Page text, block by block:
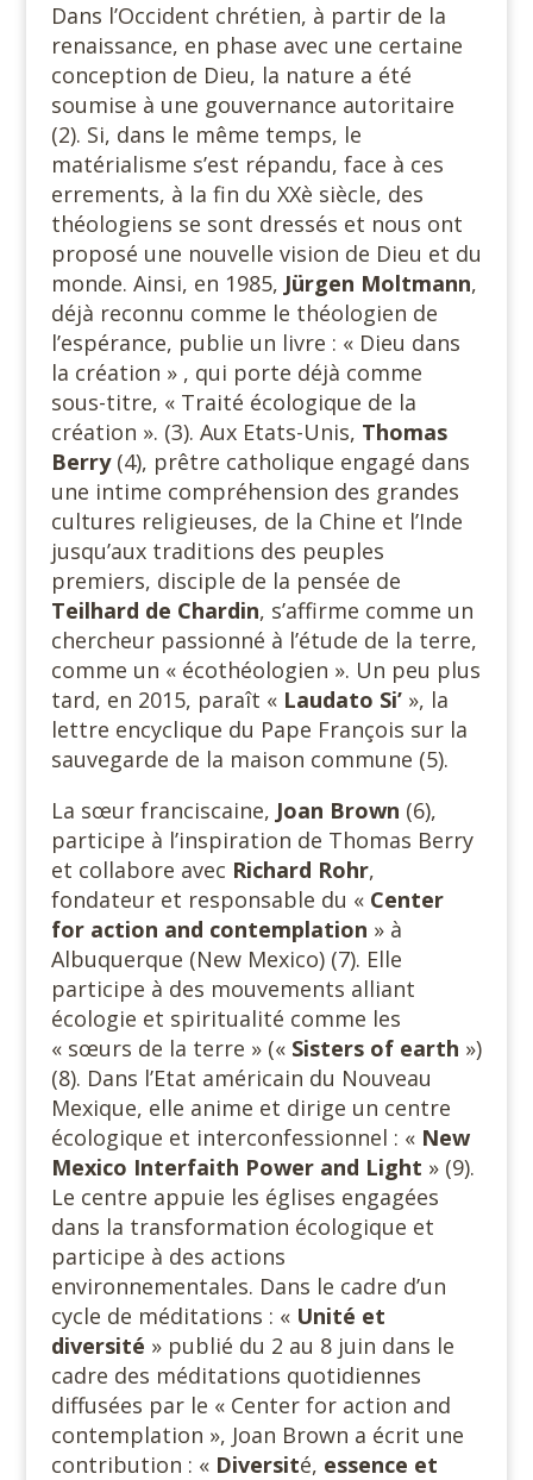
Dans l’Occident chrétien, à partir de la
renaissance, en phase avec une certaine
conception de Dieu, la nature a été
soumise à une gouvernance autoritaire
(2). Si, dans le même temps, le
matérialisme s’est répandu, face à ces
errements, à la fin du XXè siècle, des
théologiens se sont dressés et nous ont
proposé une nouvelle vision de Dieu et du
monde. Ainsi, en 1985, Jürgen Moltmann,
déjà reconnu comme le théologien de
l’espérance, publie un livre : « Dieu dans
la création » , qui porte déjà comme
sous-titre, « Traité écologique de la
création ». (3). Aux Etats-Unis, Thomas
Berry(4), prêtre catholique engagé dans
une intime compréhension des grandes
cultures religieuses, de la Chine et l’Inde
jusqu’aux traditions des peuples
premiers, disciple de la pensée de
Teilhard de Chardin, s’affirme comme un
chercheur passionné à l’étude de la terre,
comme un « écothéologien ». Un peu plus
tard, en 2015, paraît « Laudato Si’ », la
lettre encyclique du Pape François sur la
sauvegarde de la maison commune (5).
La sœur franciscaine, Joan Brown (6),
participe à l’inspiration de Thomas Berry
et collabore avec Richard Rohr,
fondateur et responsable du « Center
for action and contemplation » à
Albuquerque (New Mexico) (7). Elle
participe à des mouvements alliant
écologie et spiritualité comme les
« sœurs de la terre » (« Sisters of earth »)
(8). Dans l’Etat américain du Nouveau
Mexique, elle anime et dirige un centre
écologique et interconfessionnel : « New
Mexico Interfaith Power and Light » (9).
Le centre appuie les églises engagées
dans la transformation écologique et
participe à des actions
environnementales. Dans le cadre d’un
cycle de méditations : « Unité et
diversité » publié du 2 au 8 juin dans le
cadre des méditations quotidiennes
diffusées par le « Center for action and
contemplation », Joan Brown a écrit une
contribution : « Diversité, essence et